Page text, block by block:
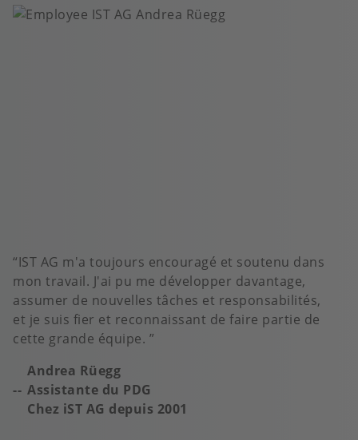
IST AG m'a toujours encouragé et soutenu dans
mon travail. J'ai pu me développer davantage,
assumer de nouvelles tâches et responsabilités,
et je suis fier et reconnaissant de faire partie de
cette grande équipe.
Andrea Rüegg
Assistante du PDG
Chez iST AG depuis 2001